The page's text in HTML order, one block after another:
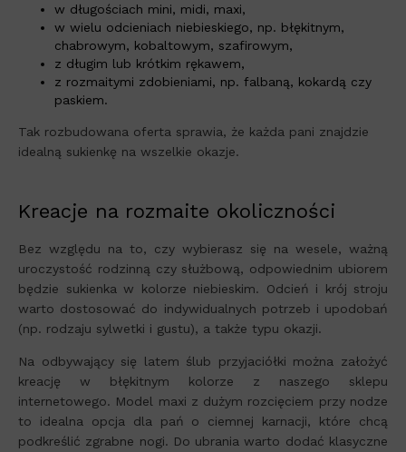
w długościach mini, midi, maxi,
w wielu odcieniach niebieskiego, np. błękitnym,
chabrowym, kobaltowym, szafirowym,
z długim lub krótkim rękawem,
z rozmaitymi zdobieniami, np. falbaną, kokardą czy
paskiem.
Tak rozbudowana oferta sprawia, że każda pani znajdzie
idealną sukienkę na wszelkie okazje.
Kreacje na rozmaite okoliczności
Bez względu na to, czy wybierasz się na wesele, ważną
uroczystość rodzinną czy służbową, odpowiednim ubiorem
będzie sukienka w kolorze niebieskim. Odcień i krój stroju
warto dostosować do indywidualnych potrzeb i upodobań
(np. rodzaju sylwetki i gustu), a także typu okazji.
Na odbywający się latem ślub przyjaciółki można założyć
kreację w błękitnym kolorze z naszego sklepu
internetowego. Model maxi z dużym rozcięciem przy nodze
to idealna opcja dla pań o ciemnej karnacji, które chcą
podkreślić zgrabne nogi. Do ubrania warto dodać klasyczne